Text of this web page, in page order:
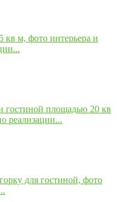
кв м, фото интерьера и
гостиной площадью 20 кв
реализации...
для гостиной, фото